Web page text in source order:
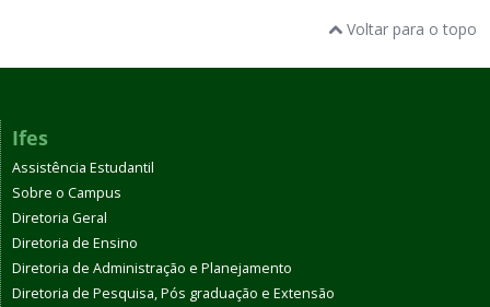
Voltar para o topo
Ifes
Assistência Estudantil
Sobre o Campus
Diretoria Geral
Diretoria de Ensino
Diretoria de Administração e Planejamento
Diretoria de Pesquisa, Pós graduação e Extensão